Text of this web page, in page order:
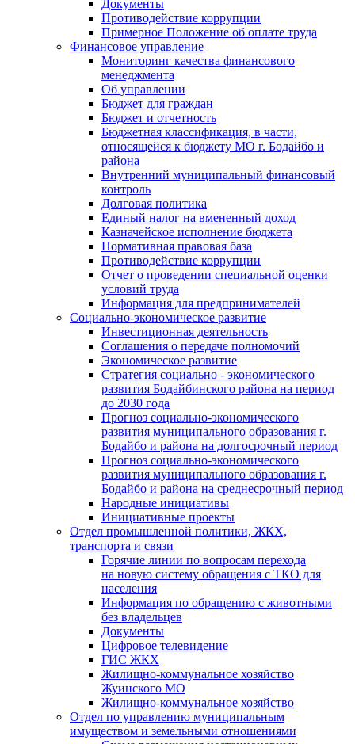
Документы
Противодействие коррупции
Примерное Положение об оплате труда
Финансовое управление
Мониторинг качества финансового
менеджмента
Об управлении
Бюджет для граждан
Бюджет и отчетность
Бюджетная классификация, в части,
относящейся к бюджету МО г. Бодайбо и
района
Внутренний муниципальный финансовый
контроль
Долговая политика
Единый налог на вмененный доход
Казначейское исполнение бюджета
Нормативная правовая база
Противодействие коррупции
Отчет о проведении специальной оценки
условий труда
Информация для предпринимателей
Социально-экономическое развитие
Инвестиционная деятельность
Соглашения о передаче полномочий
Экономическое развитие
Стратегия социально - экономического
развития Бодайбинского района на период
до 2030 года
Прогноз социально-экономического
развития муниципального образования г.
Бодайбо и района на долгосрочный период
Прогноз социально-экономического
развития муниципального образования г.
Бодайбо и района на среднесрочный период
Народные инициативы
Инициативные проекты
Отдел промышленной политики, ЖКХ,
транспорта и связи
Горячие линии по вопросам перехода
на новую систему обращения с ТКО для
населения
Информация по обращению с животными
без владельцев
Документы
Цифровое телевидение
ГИС ЖКХ
Жилищно-коммунальное хозяйство
Жуинского МО
Жилищно-коммунальное хозяйство
Отдел по управлению муниципальным
имуществом и земельными отношениями